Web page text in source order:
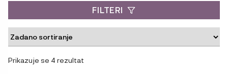
Prikazuje se 4 rezultat
FILTERI